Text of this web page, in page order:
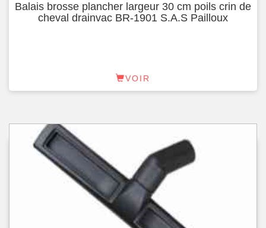
Balais brosse plancher largeur 30 cm poils crin de
cheval drainvac BR-1901 S.A.S Pailloux
VOIR